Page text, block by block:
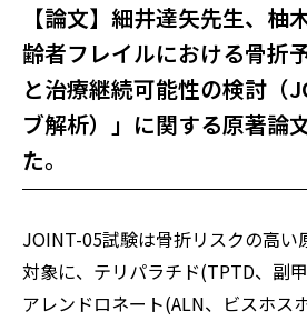
【論文】細井達矢先生、柚
齢者フレイルにおける骨折
と治療継続可能性の検討（
ブ解析）」に関する原著論
た。
JOINT-05試験は骨折リスクの高い
対象に、テリパラチド(TPTD、副
アレンドロネート(ALN、ビスホス